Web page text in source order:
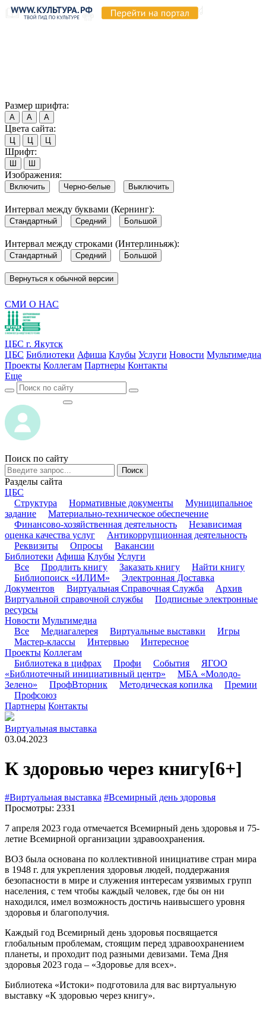
Размер шрифта:
А А А
Цвета сайта:
Ц Ц Ц
Шрифт:
Ш Ш
Изображения:
Включить Черно-белые Выключить
Интервал между буквами (Кернинг):
Стандартный Средний Большой
Интервал между строками (Интерлиньяж):
Стандартный Средний Большой
Вернуться к обычной версии
СМИ О НАС
ЦБС г. Якутск
ЦБС Библиотеки Афиша Клубы Услуги Новости Мультимедиа
Проекты Коллегам Партнеры Контакты
Еще
Поиск по сайту
Поиск
Разделы сайта
ЦБС
Структура
Нормативные документы
Муниципальное
задание
Материально-техническое обеспечение
Финансово-хозяйственная деятельность
Независимая
оценка качества услуг
Антикоррупционная деятельность
Реквизиты
Опросы
Вакансии
Библиотеки Афиша Клубы Услуги
Все
Продлить книгу Заказать книгу
Найти книгу
Библиопоиск «ИЛИМ»
Электронная Доставка
Документов
Виртуальная Справочная Служба
Архив
Виртуальной справочной службы
Подписные электронные
ресурсы
Новости Мультимедиа
Все
Медиагалерея Виртуальные выставки
Игры
Мастер-классы
Интервью
Интересное
Проекты Коллегам
Библиотека в цифрах
Профи События
ЯГОО
«Библиотечный инициативный центр»
МБА «Молодо-
Зелено»
ПрофВторник Методическая копилка
Премии
Профсоюз
Партнеры Контакты
Виртуальная выставка
03.04.2023
К здоровью через книгу[6+]
#Виртуальная выставка #Всемирный день здоровья
Просмотры: 2331
7 апреля 2023 года отмечается Всемирный день здоровья и 75-
летие Всемирной организации здравоохранения.
ВОЗ была основана по коллективной инициативе стран мира
в 1948 г. для укрепления здоровья людей, поддержания
безопасности в мире и служения интересам уязвимых групп
населения, с тем чтобы каждый человек, где бы он ни
находился, имел возможность достичь наивысшего уровня
здоровья и благополучия.
Каждый год Всемирный день здоровья посвящается
глобальным проблемам, стоящим перед здравоохранением
планеты, и проходит под разными девизами. Тема Дня
здоровья 2023 года – «Здоровье для всех».
Библиотека «Истоки» подготовила для вас виртуальную
выставку «К здоровью через книгу».